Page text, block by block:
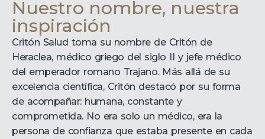
Nuestro nombre, nuestra
inspiración
Critón Salud toma su nombre de Critón de
Heraclea, médico griego del siglo II y jefe médico
del emperador romano Trajano. Más allá de su
excelencia científica, Critón destacó por su forma
de acompañar: humana, constante y
comprometida. No era solo un médico, era la
persona de confianza que estaba presente en cada